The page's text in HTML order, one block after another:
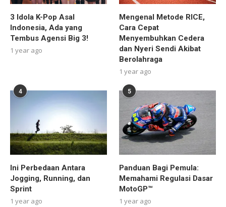
3 Idola K-Pop Asal
Indonesia, Ada yang
Tembus Agensi Big 3!
1 year ago
Mengenal Metode RICE,
Cara Cepat
Menyembuhkan Cedera
dan Nyeri Sendi Akibat
Berolahraga
1 year ago
4
Ini Perbedaan Antara
Jogging, Running, dan
Sprint
1 year ago
5
Panduan Bagi Pemula:
Memahami Regulasi Dasar
MotoGP™
1 year ago